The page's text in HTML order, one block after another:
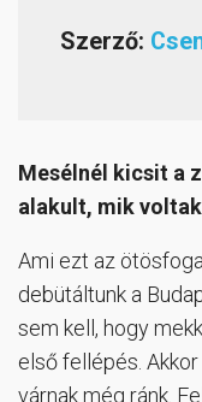
Szerző:
Mesélnél kicsit a
alakult, mik
Ami ezt az
debütáltunk a
sem kell, hogy
első fellépés.
várnak még ránk.